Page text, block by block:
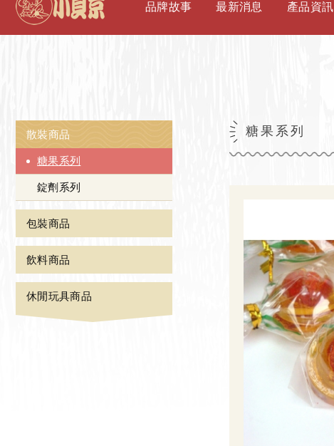
品牌故事 最新消息 產品資訊
散裝商品
糖果系列
錠劑系列
包裝商品
飲料商品
休閒玩具商品
糖果系列